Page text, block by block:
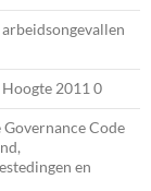
2011 0
Code
en